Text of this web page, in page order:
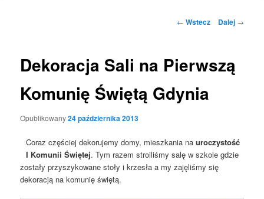
Nawigacja
← Wstecz Dalej →
Dekoracja Sali na Pierwszą
Komunię Świętą Gdynia
Opublikowany24 października 2013
Coraz częściej dekorujemy domy, mieszkania nauroczystość
I Komunii Świętej. Tym razem stroiliśmy salę w szkole gdzie
zostały przyszykowane stoły i krzesła a my zajęliśmy się
dekoracją na komunię świętą.